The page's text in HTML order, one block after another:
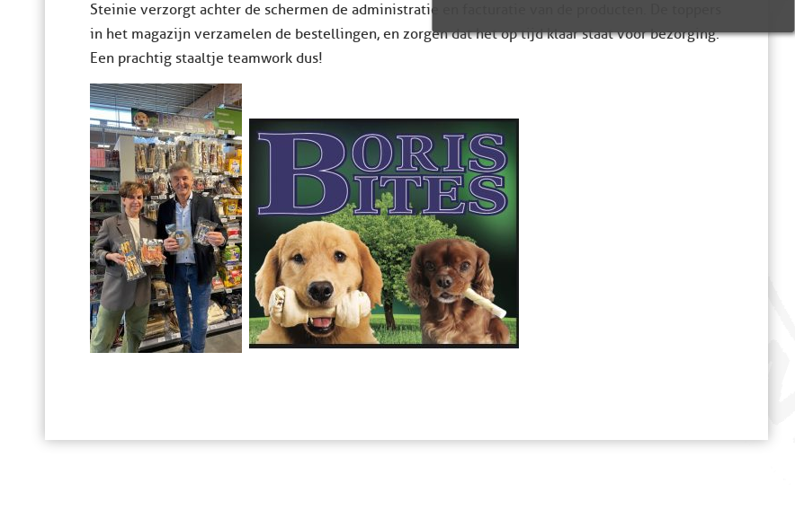
Steinie verzorgt achter de schermen de administratie en facturatie van de producten. De toppers
in het magazijn verzamelen de bestellingen, en zorgen dat het op tijd klaar staat voor bezorging.
Een prachtig staaltje teamwork dus!